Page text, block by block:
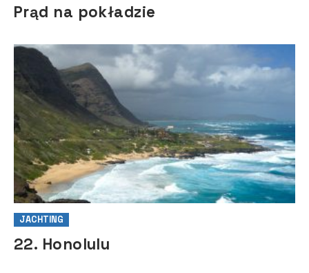
Prąd na pokładzie
JACHTING
22. Honolulu